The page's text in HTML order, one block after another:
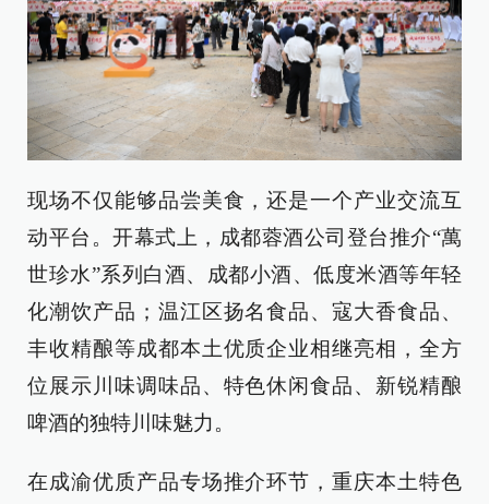
现场不仅能够品尝美食，还是一个产业交流互
动平台。开幕式上，成都蓉酒公司登台推介“萬
世珍水”系列白酒、成都小酒、低度米酒等年轻
化潮饮产品；温江区扬名食品、寇大香食品、
丰收精酿等成都本土优质企业相继亮相，全方
位展示川味调味品、特色休闲食品、新锐精酿
啤酒的独特川味魅力。
在成渝优质产品专场推介环节，重庆本土特色